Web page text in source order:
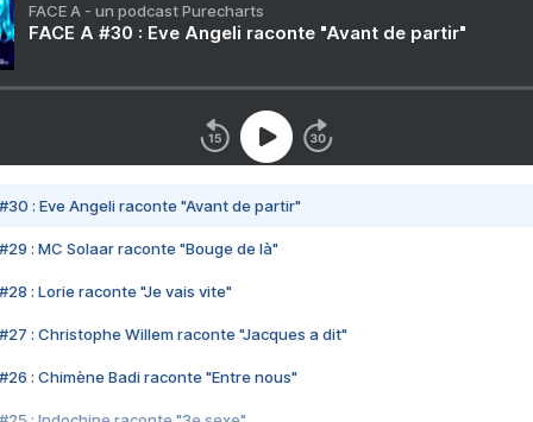
FACE A - un podcast Purecharts
FACE A #30 : Eve Angeli raconte "Avant de partir"
#30 : Eve Angeli raconte "Avant de partir"
#29 : MC Solaar raconte "Bouge de là"
#28 : Lorie raconte "Je vais vite"
#27 : Christophe Willem raconte "Jacques a dit"
#26 : Chimène Badi raconte "Entre nous"